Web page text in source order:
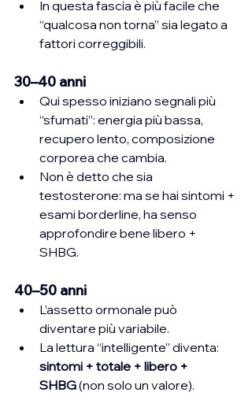
In questa fascia è più facile che
“qualcosa non torna” sia legato a
fattori correggibili.
30–40 anni
Qui spesso iniziano segnali più
“sfumati”: energia più bassa,
recupero lento, composizione
corporea che cambia.
Non è detto che sia
testosterone: ma se hai sintomi +
esami borderline, ha senso
approfondire bene libero +
SHBG.
40–50 anni
L’assetto ormonale può
diventare più variabile.
La lettura “intelligente” diventa:
sintomi + totale + libero +
SHBG (non solo un valore).